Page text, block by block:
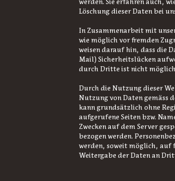
werden. Sie erfahren auch,
Löschung dieser Daten bei
In Zusammenarbeit mit
wie möglich vor fremden
weisen darauf hin, dass die
Mail) Sicherheitslücken
durch Dritte ist nicht
Durch die Nutzung dieser
Nutzung von Daten gemäss
kann grundsätzlich ohne
aufgerufene Seiten bzw.
Zwecken auf dem Server
bezogen werden.
werden, soweit möglich, auf
Weitergabe der Daten an